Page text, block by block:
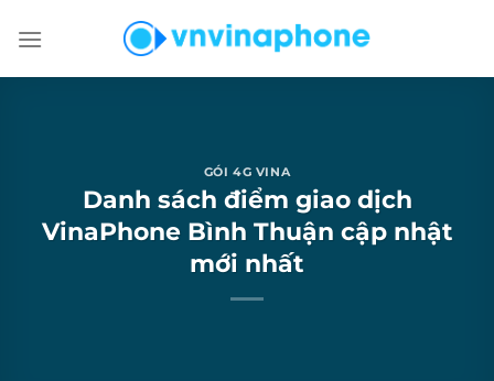
đến
GÓI 4G VINA
Danh sách điểm giao dịch
VinaPhone Bình Thuận cập nhật
mới nhất